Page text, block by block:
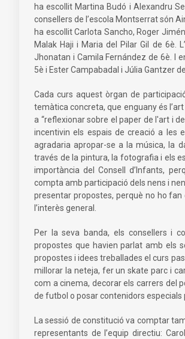
ha escollit Martina Budó i Alexandru
consellers de l’escola Montserrat són
ha escollit Carlota Sancho, Roger
Malak Haji i Maria del Pilar Gil de 6è.
Jhonatan i Camila Fernández de 6è. I
5è i Ester Campabadal i Júlia Gantzer
Cada curs aquest òrgan de
temàtica concreta, que enguany és
a “reflexionar sobre el paper de l'art i
incentivin els espais de creació a les
agradaria apropar-se a la música, la
través de la pintura, la fotografia i els
importància del Consell d’Infants,
compta amb participació dels nens i
presentar propostes, perquè no ho
l’interès general.
Per la seva banda, els consellers i
propostes que havien parlat amb els
propostes i idees treballades el curs
millorar la neteja, fer un skate parc i
com a cinema, decorar els carrers del
de futbol o posar contenidors especials
La sessió de constitució va comptar
representants de l’equip directiu: